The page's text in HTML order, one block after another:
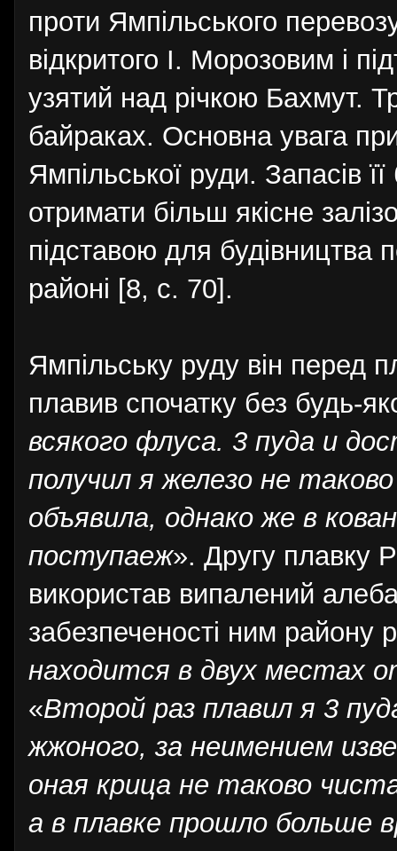
проти Ямпільського
відкритого І. Морозовим і
узятий над річкою Бахмут.
байраках. Основна увага
Ямпільської руди. Запасів
отримати більш якісне
підставою для будівництва
районі [8, с. 70].
Ямпільську руду він перед
плавив спочатку без будь-
всякого флуса. 3 пуда и
получил я железо не
объявила, однако же в
поступаеж». Другу плавку
використав випалений
забезпеченості ним району
находится в двух местах
«Второй раз плавил я 3
жжоного, за неимением
оная крица не таково
а в плавке прошло больше